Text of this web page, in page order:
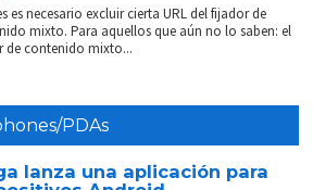
es necesario excluir cierta URL del fijador de
mixto. Para aquellos que aún no lo saben: el
de contenido mixto...
PDAs
lanza una aplicación para